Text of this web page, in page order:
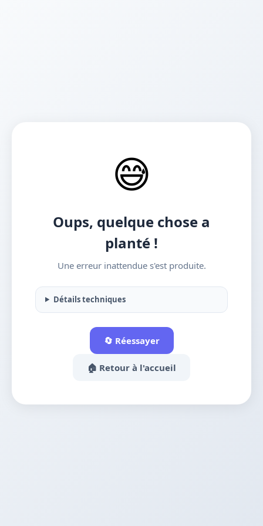
😅
Oups, quelque chose a
planté !
Une erreur inattendue s'est produite.
Détails techniques
🔄 Réessayer
🏠 Retour à l'accueil